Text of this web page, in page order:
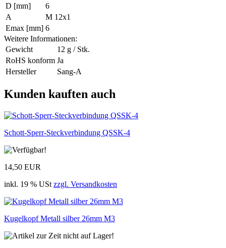
D [mm]
6
A
M 12x1
Emax [mm] 6
Weitere Informationen:
Gewicht
12 g / Stk.
RoHS konform Ja
Hersteller
Sang-A
Kunden kauften auch
Schott-Sperr-Steckverbindung QSSK-4
14,50 EUR
inkl. 19 % USt zzgl. Versandkosten
Kugelkopf Metall silber 26mm M3